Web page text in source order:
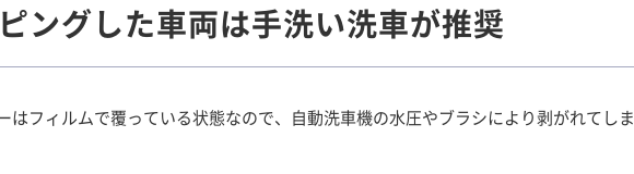
ングした車両は手洗い洗車が推奨
はフィルムで覆っている状態なので、自動洗車機の水圧やブラシにより剥がれてし